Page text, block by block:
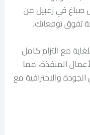
صباغ في زعبيل من
تفوق توقعاتك.
مع التزام كامل
المنفذة، مما
والاحترافية مع